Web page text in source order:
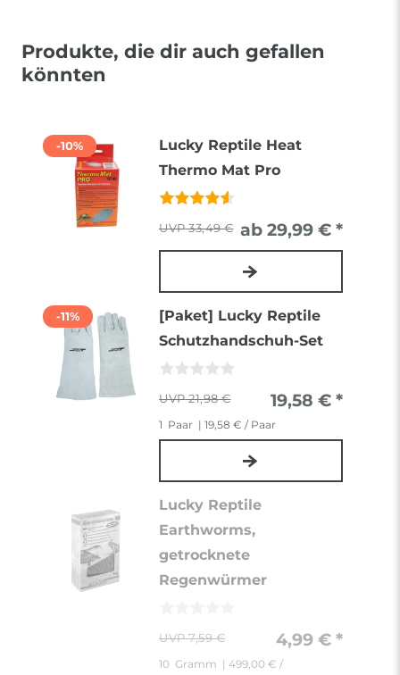
Produkte, die dir auch gefallen
könnten
-10%
Lucky Reptile Heat
Thermo Mat Pro
33,49 € ab 29,99 € *
-11%
[Paket] Lucky Reptile
Schutzhandschuh-Set
21,98 € 19,58 € *
1 Paar | 19,58 € / Paar
Lucky Reptile
Earthworms,
getrocknete
Regenwürmer
7,59 € 4,99 € *
10 Gramm | 499,00 € /